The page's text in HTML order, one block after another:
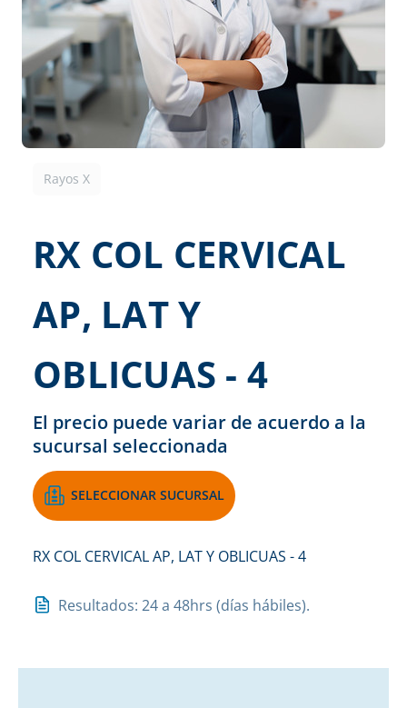
Rayos X
RX COL CERVICAL
AP, LAT Y
OBLICUAS - 4
El precio puede variar de acuerdo a la
sucursal seleccionada
SELECCIONAR SUCURSAL
RX COL CERVICAL AP, LAT Y OBLICUAS - 4
Resultados: 24 a 48hrs (días hábiles).